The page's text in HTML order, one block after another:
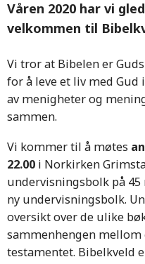
Våren 2020 har vi
velkommen til
Vi tror at Bibelen er
for å leve et liv med Gud
av menigheter og
sammen.
Vi kommer til å møtes
22.00 i Norkirken
undervisningsbolk på 45
ny undervisningsbolk.
oversikt over de ulike
sammenhengen mellom
testamentet. Bibelkveld